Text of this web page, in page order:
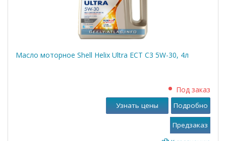
Масло моторное Shell Helix Ultra ECT C3 5W-30, 4л
Под заказ
Узнать цены Подробно